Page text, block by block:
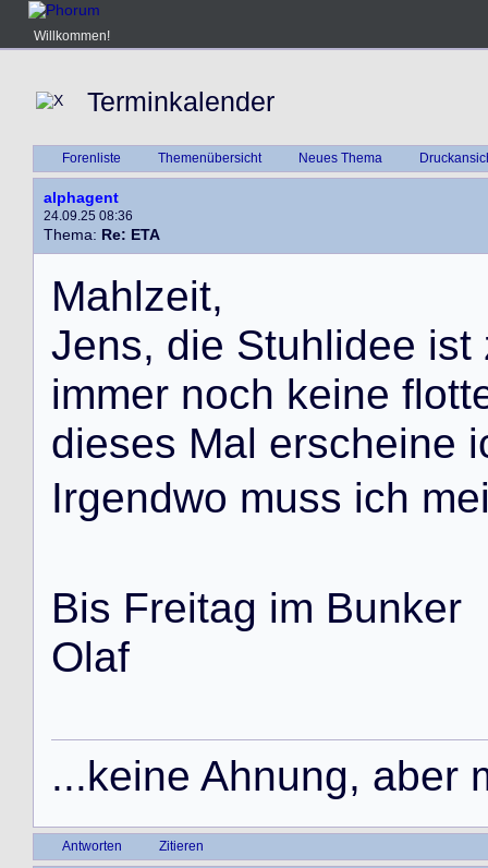
Willkommen!
Terminkalender
Forenliste Themenübersicht Neues Thema
alphagent
24.09.25 08:36
Thema: Re: ETA
Mahlzeit,
Jens, die Stuhlidee ist
immer noch keine flott
dieses Mal erscheine i
Irgendwo muss ich me
Bis Freitag im Bunker
Olaf
...keine Ahnung, aber
Antworten Zitieren